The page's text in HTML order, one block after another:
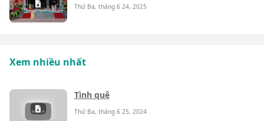
Thứ Ba, tháng 6 24, 2025
Xem nhiều nhất
Tình quê
Thứ Ba, tháng 6 25, 2024